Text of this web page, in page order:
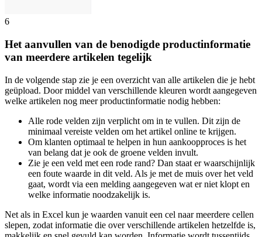
6
Het aanvullen van de benodigde productinformatie
van meerdere artikelen tegelijk
In de volgende stap zie je een overzicht van alle artikelen die je hebt
geüpload. Door middel van verschillende kleuren wordt aangegeven
welke artikelen nog meer productinformatie nodig hebben:
Alle rode velden zijn verplicht om in te vullen. Dit zijn de
minimaal vereiste velden om het artikel online te krijgen.
Om klanten optimaal te helpen in hun aankoopproces is het
van belang dat je ook de groene velden invult.
Zie je een veld met een rode rand? Dan staat er waarschijnlijk
een foute waarde in dit veld. Als je met de muis over het veld
gaat, wordt via een melding aangegeven wat er niet klopt en
welke informatie noodzakelijk is.
Net als in Excel kun je waarden vanuit een cel naar meerdere cellen
slepen, zodat informatie die over verschillende artikelen hetzelfde is,